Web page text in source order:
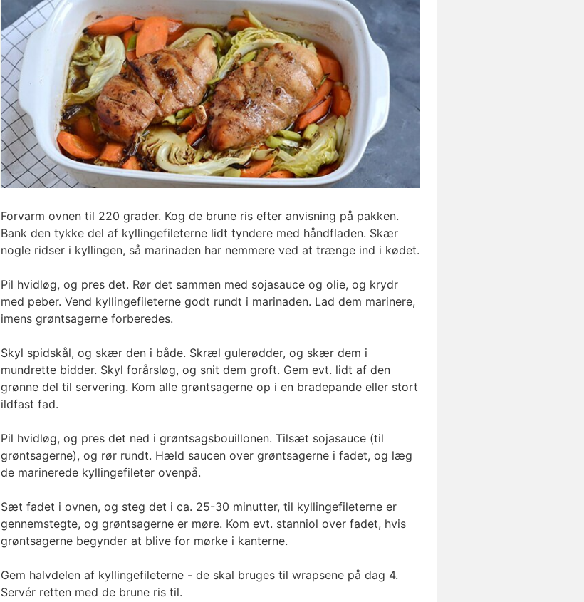
Forvarm ovnen til 220 grader. Kog de brune ris efter anvisning på pakken.
Bank den tykke del af kyllingefileterne lidt tyndere med håndfladen. Skær
nogle ridser i kyllingen, så marinaden har nemmere ved at trænge ind i kødet.
Pil hvidløg, og pres det. Rør det sammen med sojasauce og olie, og krydr
med peber. Vend kyllingefileterne godt rundt i marinaden. Lad dem marinere,
imens grøntsagerne forberedes.
Skyl spidskål, og skær den i både. Skræl gulerødder, og skær dem i
mundrette bidder. Skyl forårsløg, og snit dem groft. Gem evt. lidt af den
grønne del til servering. Kom alle grøntsagerne op i en bradepande eller stort
ildfast fad.
Pil hvidløg, og pres det ned i grøntsagsbouillonen. Tilsæt sojasauce (til
grøntsagerne), og rør rundt. Hæld saucen over grøntsagerne i fadet, og læg
de marinerede kyllingefileter ovenpå.
Sæt fadet i ovnen, og steg det i ca. 25-30 minutter, til kyllingefileterne er
gennemstegte, og grøntsagerne er møre. Kom evt. stanniol over fadet, hvis
grøntsagerne begynder at blive for mørke i kanterne.
Gem halvdelen af kyllingefileterne - de skal bruges til wrapsene på dag 4.
Servér retten med de brune ris til.